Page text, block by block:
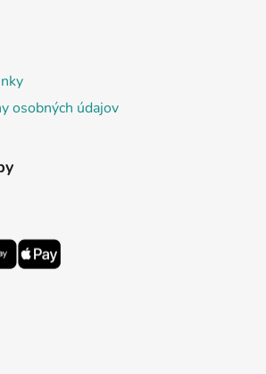
osobných údajov